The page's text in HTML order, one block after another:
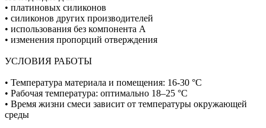
• платиновых силиконов
• силиконов других производителей
• использования без компонента A
• изменения пропорций отверждения
УСЛОВИЯ РАБОТЫ
• Температура материала и помещения: 16-30 °C
• Рабочая температура: оптимально 18–25 °C
• Время жизни смеси зависит от температуры окружающей
среды